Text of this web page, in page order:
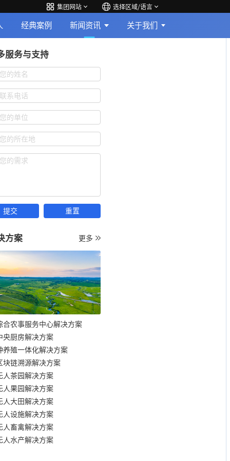
集团网站 选择区域/语言
经典案例 新闻资讯 关于我们
服务与支持
的姓名
系电话
的单位
的所在地
的需求
方案 更多
合农事服务中心解决方案
央厨房解决方案
养殖一体化解决方案
块链溯源解决方案
人茶园解决方案
人果园解决方案
人大田解决方案
人设施解决方案
人畜禽解决方案
人水产解决方案